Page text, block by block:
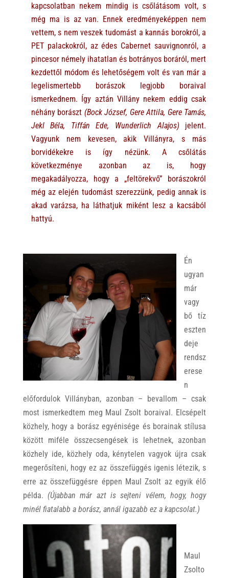
kapcsolatban nekem mindig is csőlátásom volt, s
még ma is az van. Ennek eredményeképpen nem
vettem, s nem veszek tudomást a kannás borokról, a
PET palackokról, az édes Cabernet sauvignonról, a
pincesor némely ihatatlan és botrányos boráról, mert
kezdettől módom és lehetőségem volt és van már a
legelismertebb borászok legjobb boraival
ismerkednem. Így aztán Villány nekem eddig csak
néhány borászt (Bock József, Gere Attila, Gere Tamás,
Jekl Béla, Tiffán Ede, Wunderlich Alajos) jelent.
Vagyunk nem kevesen, akik Villányra, s más
borvidékekre is így nézünk. A csőlátás
következménye azonban az is, hogy
megakadályozza, hogy a „feltörekvő” borászokról
még az elején tudomást szerezzünk, pedig annak is
akad varázsa, ha láthatjuk miként lesz a kacsából
hattyú.
Én
ugyan
már
vagy
bő tíz
eszten
deje
rendsz
erese
n
előfordulok Villányban, azonban – bevallom – csak
most ismerkedtem meg Maul Zsolt boraival. Elcsépelt
közhely, hogy a borász egyénisége és borainak stílusa
között miféle összecsengések is lehetnek, azonban
közhely ide, közhely oda, kénytelen vagyok újra csak
megerősíteni, hogy ez az összefüggés igenis létezik, s
erre az összefüggésre éppen Maul Zsolt az egyik élő
példa. (Újabban már azt is sejteni vélem, hogy, hogy
minél fiatalabb a borász, annál igazabb ez a kapcsolat.)
Maul
Zsolto